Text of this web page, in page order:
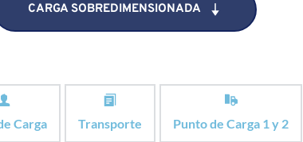
CARGA SOBREDIMENSIONADA
Carga Transporte Punto de Carga 1 y 2